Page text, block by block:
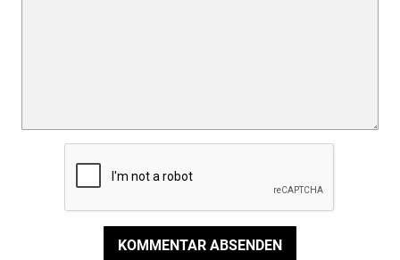
KOMMENTAR ABSENDEN